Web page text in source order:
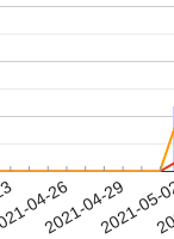
04-26
2021-04-29
2021-